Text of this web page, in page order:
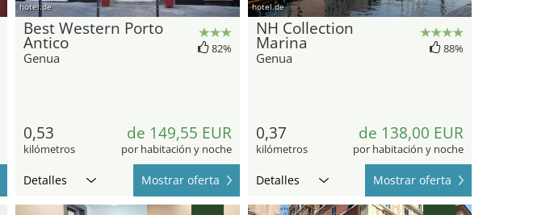
hotel.de
Best Western Porto
Antico
Genua
82%
0,53
kilómetros
de 149,55 EUR
por habitación y noche
Detalles Mostrar oferta
hotel.de
NH Collection
Marina
Genua
88%
0,37
kilómetros
de 138,00 EUR
por habitación y noche
Detalles Mostrar oferta